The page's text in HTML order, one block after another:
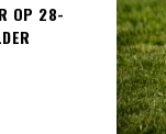
OP 28-